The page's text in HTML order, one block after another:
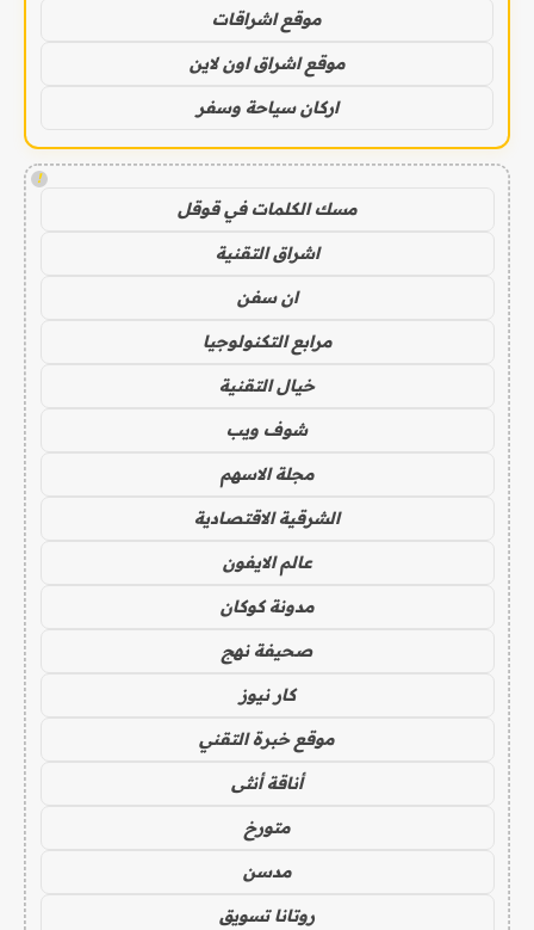
موقع اشراقات
موقع اشراق اون لاين
اركان سياحة وسفر
!
مسك الكلمات في قوقل
اشراق التقنية
ان سفن
مرابع التكنولوجيا
خيال التقنية
شوف ويب
مجلة الاسهم
الشرقية الاقتصادية
عالم الايفون
مدونة كوكان
صحيفة نهج
كار نيوز
موقع خبرة التقني
أناقة أنثى
متورخ
مدسن
روتانا تسويق